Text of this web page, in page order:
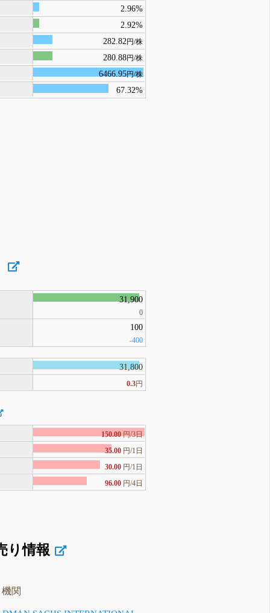
2.96%
2.92%
282.82円/株
280.88円/株
6466.95円/株
67.32%
31,900
0
100
-400
31,800
0.3円
150.00 円/3日
35.00 円/1日
30.00 円/1日
96.00 円/4日
り情報
関